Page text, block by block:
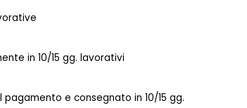
in 10/15 gg. lavorativi
pagamento e consegnato in 10/15 gg.